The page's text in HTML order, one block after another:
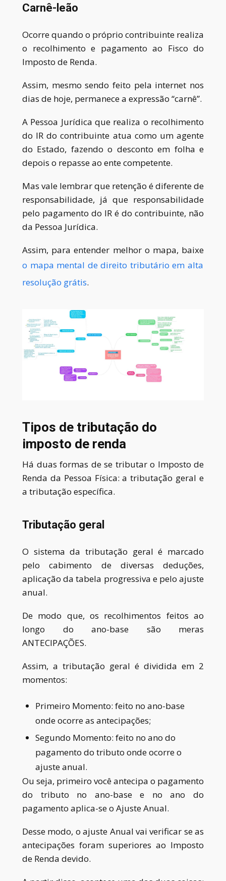
Carnê-leão
Ocorre quando o próprio contribuinte realiza
o recolhimento e pagamento ao Fisco do
Imposto de Renda.
Assim, mesmo sendo feito pela internet nos
dias de hoje, permanece a expressão “carnê”.
A Pessoa Jurídica que realiza o recolhimento
do IR do contribuinte atua como um agente
do Estado, fazendo o desconto em folha e
depois o repasse ao ente competente.
Mas vale lembrar que retenção é diferente de
responsabilidade, já que responsabilidade
pelo pagamento do IR é do contribuinte, não
da Pessoa Jurídica.
Assim, para entender melhor o mapa, baixe
o mapa mental de direito tributário em alta
resolução grátis.
Tipos de tributação do
imposto de renda
Há duas formas de se tributar o Imposto de
Renda da Pessoa Física: a tributação geral e
a tributação específica.
Tributação geral
O sistema da tributação geral é marcado
pelo cabimento de diversas deduções,
aplicação da tabela progressiva e pelo ajuste
anual.
De modo que, os recolhimentos feitos ao
longo do ano-base são meras
ANTECIPAÇÕES.
Assim, a tributação geral é dividida em 2
momentos:
Primeiro Momento: feito no ano-base
onde ocorre as antecipações;
Segundo Momento: feito no ano do
pagamento do tributo onde ocorre o
ajuste anual.
Ou seja, primeiro você antecipa o pagamento
do tributo no ano-base e no ano do
pagamento aplica-se o Ajuste Anual.
Desse modo, oajuste Anual vai verificar se as
antecipações foram superiores ao Imposto
de Renda devido.